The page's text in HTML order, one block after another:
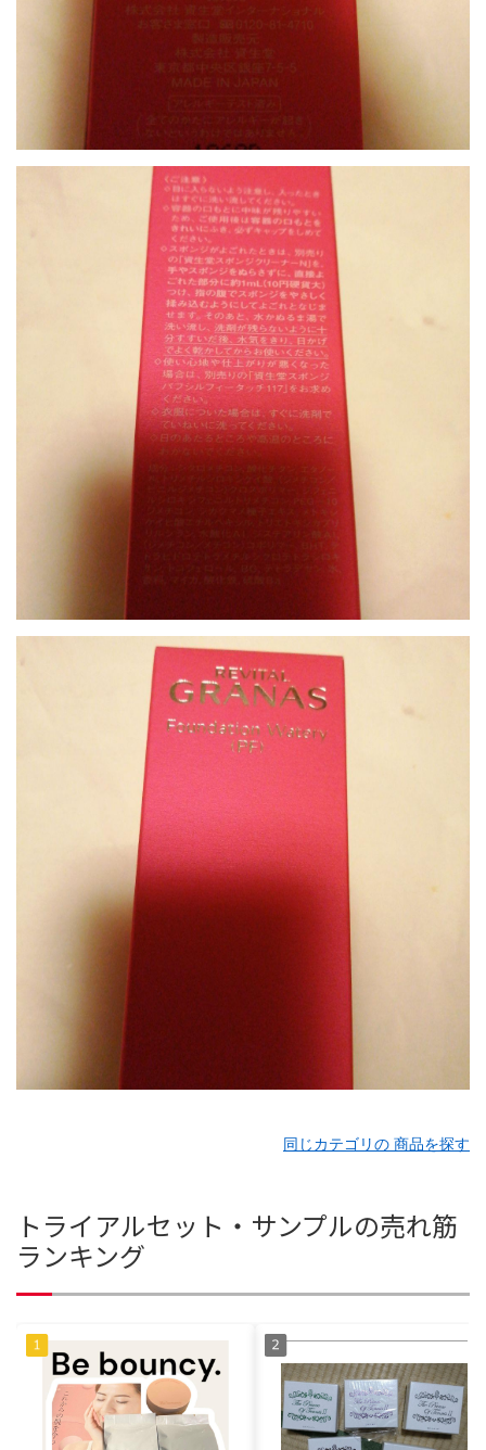
同じカテゴリの 商品を探す
トライアルセット・サンプルの売れ筋
ランキング